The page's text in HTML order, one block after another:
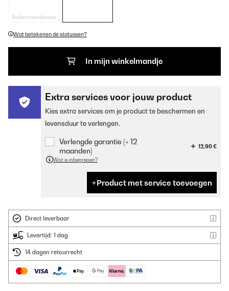
Andere combinatie
Wat betekenen de statussen?
In mijn winkelmandje
Extra services voor jouw product
Kies extra services om je product te beschermen en
levensduur te verlengen.
Verlengde garantie (+ 12
maanden)
12,90 €
Wat is inbegrepen?
Product met service toevoegen
Direct leverbaar
Levertijd: 1 dag
14 dagen retourrecht